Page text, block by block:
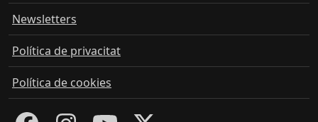
Newsletters
Política de privacitat
Política de cookies